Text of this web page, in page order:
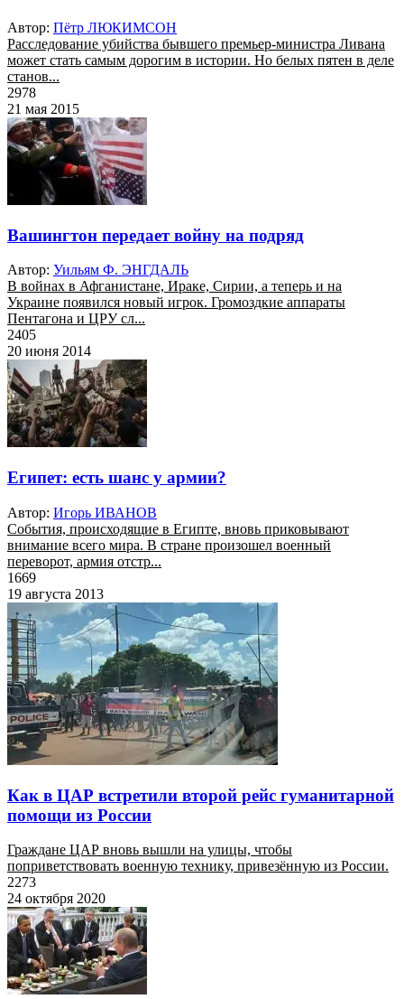
Автор: Пётр ЛЮКИМСОН
Расследование убийства бывшего премьер-министра Ливана
может стать самым дорогим в истории. Но белых пятен в деле
станов...
2978
21 мая 2015
Вашингтон передает войну на подряд
Автор: Уильям Ф. ЭНГДАЛЬ
В войнах в Афганистане, Ираке, Сирии, а теперь и на
Украине появился новый игрок. Громоздкие аппараты
Пентагона и ЦРУ сл...
2405
20 июня 2014
Египет: есть шанс у армии?
Автор: Игорь ИВАНОВ
События, происходящие в Египте, вновь приковывают
внимание всего мира. В стране произошел военный
переворот, армия отстр...
1669
19 августа 2013
Как в ЦАР встретили второй рейс гуманитарной
помощи из России
Граждане ЦАР вновь вышли на улицы, чтобы
поприветствовать военную технику, привезённую из России.
2273
24 октября 2020